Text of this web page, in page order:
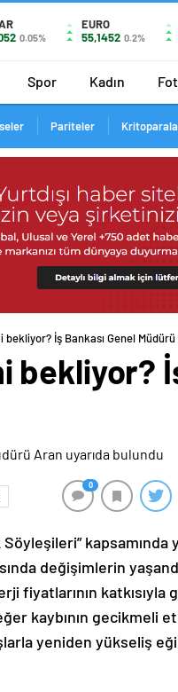
0.05%
EURO
55,1452 0.2%
Spor Kadın
Pariteler
bekliyor? İş Bankası Genel
bekliyor?
0
kapsamında
değişimlerin
fiyatlarının katkısıyla
kaybının gecikmeli
yeniden yükseliş